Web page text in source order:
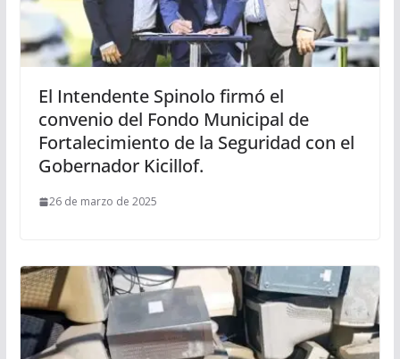
El Intendente Spinolo firmó el
convenio del Fondo Municipal de
Fortalecimiento de la Seguridad con el
Gobernador Kicillof.
26 de marzo de 2025